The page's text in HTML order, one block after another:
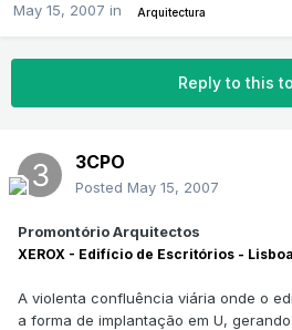
May 15, 2007 in Arquitectura
Reply to this
3CPO
Posted May 15, 2007
Promontório Arquitectos
XEROX - Edifício de Escritórios - Lisboa
A violenta confluência viária onde o
a forma de implantação em U,